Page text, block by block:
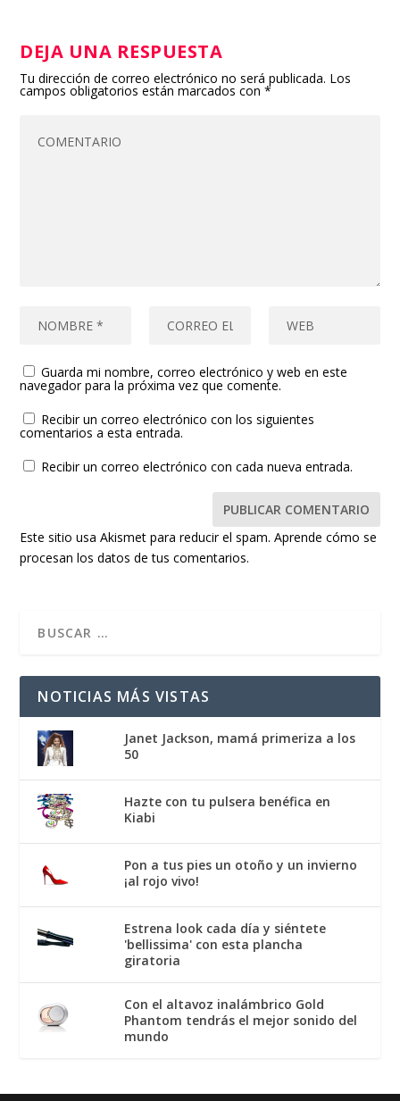
DEJA UNA RESPUESTA
Tu dirección de correo electrónico no será publicada. Los
campos obligatorios están marcados con*
Guarda mi nombre, correo electrónico y web en este
navegador para la próxima vez que comente.
Recibir un correo electrónico con los siguientes
comentarios a esta entrada.
Recibir un correo electrónico con cada nueva entrada.
Este sitio usa Akismet para reducir el spam.Aprende cómo se
procesan los datos de tus comentarios.
NOTICIAS MÁS VISTAS
Janet Jackson, mamá primeriza a los
50
Hazte con tu pulsera benéfica en
Kiabi
Pon a tus pies un otoño y un invierno
¡al rojo vivo!
Estrena look cada día y siéntete
'bellissima' con esta plancha
giratoria
Con el altavoz inalámbrico Gold
Phantom tendrás el mejor sonido del
mundo